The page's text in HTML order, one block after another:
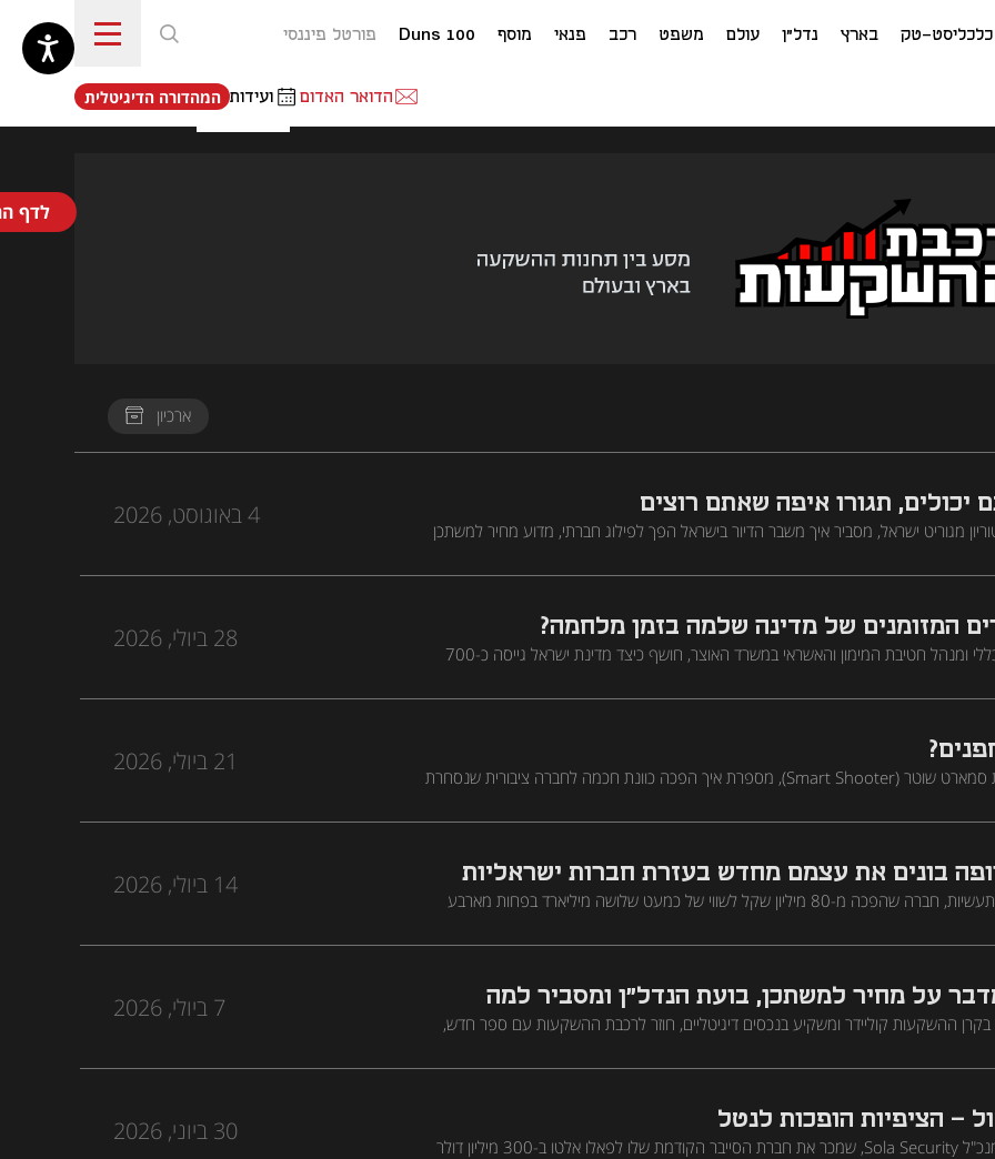
כלכליסט-טק בארץ נדל"ן עולם משפט רכב פנאי מוסף Duns 100 פורטל פיננסי
הדואר האדום ועידות
נפתח בכרטיסייה חדשה
המהדורה הדיגיטלית
ארכיון
יכולים, תגורו איפה שאתם רוצים
מגוריט ישראל, מסביר איך משבר הדיור בישראל הפך לפילוג חברתי, מדוע מחיר למשתכן
4 באוגוסט, 2026
המזומנים של מדינה שלמה בזמן מלחמה?
גיל כהן, סגן בכיר לחשב הכללי ומנהל חטיבת המימון והאשראי במשרד האוצר, חושף כיצד מדינת ישראל גייסה כ-700
28 ביולי, 2026
מיכל מור, מייסדת ומנכ"לית סמארט שוטר (Smart Shooter), מספרת איך הפכה כוונת חכמה לחברה ציבורית שנסחרת
21 ביולי, 2026
בונים את עצמם מחדש בעזרת חברות ישראליות
חיים שטפלר, מנכ"ל ארית תעשיות, חברה שהפכה מ-80 מיליון שקל לשווי של כמעט שלושה מיליארד בפחות מארבע
14 ביולי, 2026
על מחיר למשתכן, בועת הנדל"ן ומסביר למה
הראשית
בקרן ההשקעות קוליידר ומשקיע בנכסים דיגיטליים, חוזר לרכבת ההשקעות עם ספר חדש,
7 ביולי, 2026
- הציפיות הופכות לנטל
גיא פלכטר, מייסד-שותף ומנכ"ל Sola Security, שמכר את חברת הסייבר הקודמת שלו לפאלו אלטו ב-300 מיליון דולר
30 ביוני, 2026
לדף